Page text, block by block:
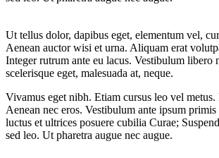
Ut tellus dolor, dapibus eget, elementum vel,
Aenean auctor wisi et urna. Aliquam erat
Integer rutrum ante eu lacus. Vestibulum libero
scelerisque eget, malesuada at, neque.
Vivamus eget nibh. Etiam cursus leo vel
Aenean nec eros. Vestibulum ante ipsum
luctus et ultrices posuere cubilia Curae;
sed leo. Ut pharetra augue nec augue.